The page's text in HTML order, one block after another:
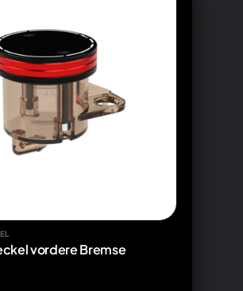
vordere Bremse